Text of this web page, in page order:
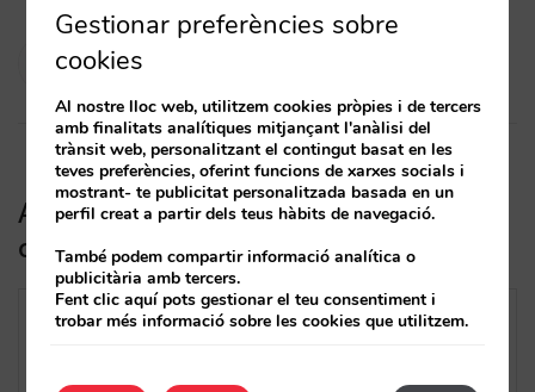
Diego Varela
Així funciona el model de Tripadvisor
de comissió neta per estada
Gestionar preferències sobre
cookies
Al nostre lloc web, utilitzem cookies pròpies i de tercers
amb finalitats analítiques mitjançant l'anàlisi del
trànsit web, personalitzant el contingut basat en les
teves preferències, oferint funcions de xarxes socials i
mostrant- te publicitat personalitzada basada en un
perfil creat a partir dels teus hàbits de navegació.
També podem compartir informació analítica o
publicitària amb tercers.
Fent clic aquí pots gestionar el teu consentiment i
trobar més informació sobre les cookies que utilitzem.